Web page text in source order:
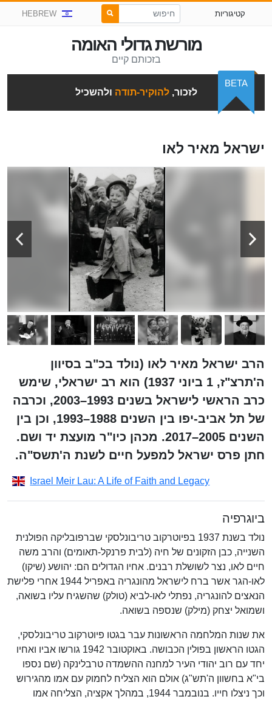
קטיגוריות HEBREW
מורשת גדולי האומה
בזכותם קיים
לזכור,להוקיר-תודה ולהשכיל
BETA
ישראל מאיר לאו
הרב ישראל מאיר לאו (נולד בכ"ב בסיוון
ה'תרצ"ז, 1 ביוני 1937) הוא רב ישראלי, שימש
כרב הראשי לישראל בשנים 1993–2003, וכרבה
של תל אביב-יפו בין השנים 1988–1993, וכן בין
השנים 2005–2017. מכהן כיו"ר מועצת יד ושם.
חתן פרס ישראל למפעל חיים לשנת ה'תשס"ה.
Israel Meir Lau: A Life of Faith and Legacy
ביוגרפיה
נולד בשנת 1937 בפיוטרקוב טריבונלסקי שברפובליקה הפולנית
השנייה, כבן הזקונים של חיה (לבית פרנקל-תאומים) והרב משה
חיים לאו, נצר לשושלת רבנים. אחיו הגדולים הם: יהושע (שיקו)
לאו-הגר אשר ברח לישראל מהונגריה באפריל 1944 אחרי פלישת
הנאצים להונגריה, נפתלי לאו-לביא (טולק) שהשגיח עליו בשואה,
ושמואל יצחק (מילק) שנספה בשואה.
את שנות המלחמה הראשונות עבר בגטו פיוטרקוב טריבונלסקי,
הגטו הראשון בפולין הכבושה. באוקטובר 1942 גורשו אביו ואחיו
יחד עם רוב יהודי העיר למחנה ההשמדה טרבלינקה (שם נספו
בי"א בחשוון ה'תש"ג) אולם הוא הצליח לחמוק עם אמו מהגירוש
וכך ניצלו חייו. בנובמבר 1944, במהלך אקציה, הצליחה אמו